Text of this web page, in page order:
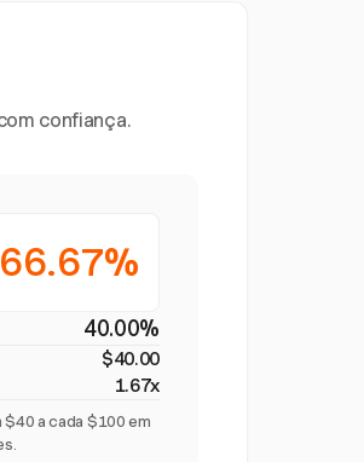
confiança.
66.67%
40.00%
$40.00
1.67x
$40 a cada $100 em